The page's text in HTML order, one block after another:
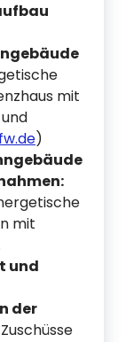
mit
)
mit
und
der